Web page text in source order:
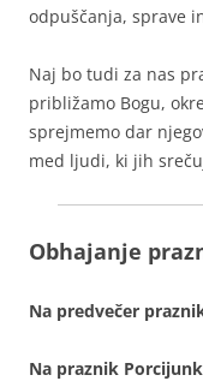
odpuščanja, sprave
Naj bo tudi za nas
približamo Bogu,
sprejmemo dar
med ljudi, ki jih
Obhajanje
Na predvečer
Na praznik